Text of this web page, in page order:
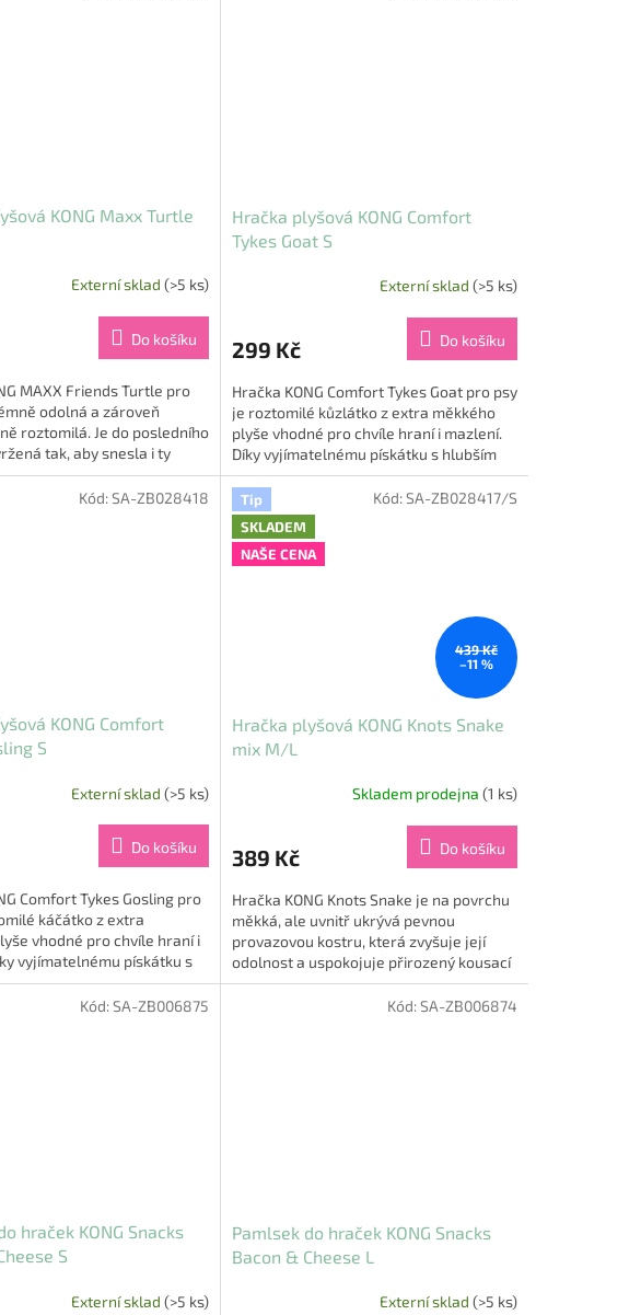
KONG Maxx Turtle
Externí sklad (>5 ks)
Do košíku
MAXX Friends Turtle pro
odolná a zároveň
roztomilá. Je do posledního
tak, aby snesla i ty
hrátky....
Hračka plyšová KONG Comfort
Tykes Goat S
Externí sklad (>5 ks)
299 Kč Do košíku
Hračka KONG Comfort Tykes Goat pro psy
je roztomilé kůzlátko z extra měkkého
plyše vhodné pro chvíle hraní i mazlení.
Díky vyjímatelnému pískátku s hlubším
chrochtavým zvukem...
KONG Comfort
S
Externí sklad (>5 ks)
Do košíku
Comfort Tykes Gosling pro
káčátko z extra
vhodné pro chvíle hraní i
vyjímatelnému pískátku s
zvukem...
Kód:SA-ZB028418
Tip
SKLADEM
NAŠE CENA
439 Kč
–11 %
Hračka plyšová KONG Knots Snake
mix M/L
je
z
5
hvězdiček.
Skladem prodejna (1 ks)
389 Kč Do košíku
Hračka KONG Knots Snake je na povrchu
měkká, ale uvnitř ukrývá pevnou
provazovou kostru, která zvyšuje její
odolnost a uspokojuje přirozený kousací
instinkt psa. Díky dlouhému...
Kód:SA-ZB028417/S
hraček KONG Snacks
S
Externí sklad (>5 ks)
Kód:SA-ZB006875
Pamlsek do hraček KONG Snacks
Bacon & Cheese L
Externí sklad (>5 ks)
Kód:SA-ZB006874